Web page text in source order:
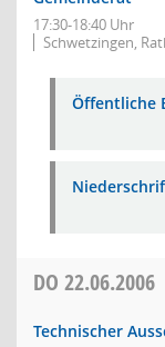
17:30-18:40 Uhr
Schwetzingen,
Öffentliche
DO 22.06.2006
Technischer